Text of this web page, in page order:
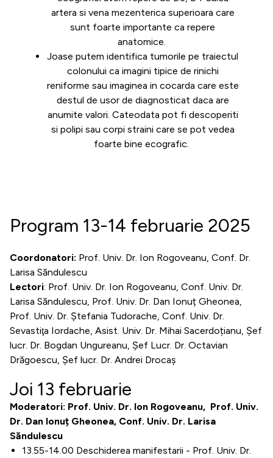
artera si vena mezenterica superioara care
sunt foarte importante ca repere
anatomice.
Joase putem identifica tumorile pe traiectul
colonului ca imagini tipice de rinichi
reniforme sau imaginea in cocarda care este
destul de usor de diagnosticat daca are
anumite valori. Cateodata pot fi descoperiti
si polipi sau corpi straini care se pot vedea
foarte bine ecografic.
Program 13-14 februarie 2025
Coordonatori: Prof. Univ. Dr. Ion Rogoveanu, Conf. Dr.
Larisa Săndulescu
Lectori: Prof. Univ. Dr. Ion Rogoveanu, Conf. Univ. Dr.
Larisa Săndulescu, Prof. Univ. Dr. Dan Ionuț Gheonea,
Prof. Univ. Dr. Ştefania Tudorache, Conf. Univ. Dr.
Sevastiţa Iordache, Asist. Univ. Dr. Mihai Sacerdoțianu, Șef
lucr. Dr. Bogdan Ungureanu, Șef Lucr. Dr. Octavian
Drăgoescu, Șef lucr. Dr. Andrei Drocaș
Joi 13 februarie
Moderatori: Prof. Univ. Dr. Ion Rogoveanu, Prof. Univ.
Dr. Dan Ionuț Gheonea, Conf. Univ. Dr. Larisa
Săndulescu
13.55-14.00 Deschiderea manifestarii - Prof. Univ. Dr.